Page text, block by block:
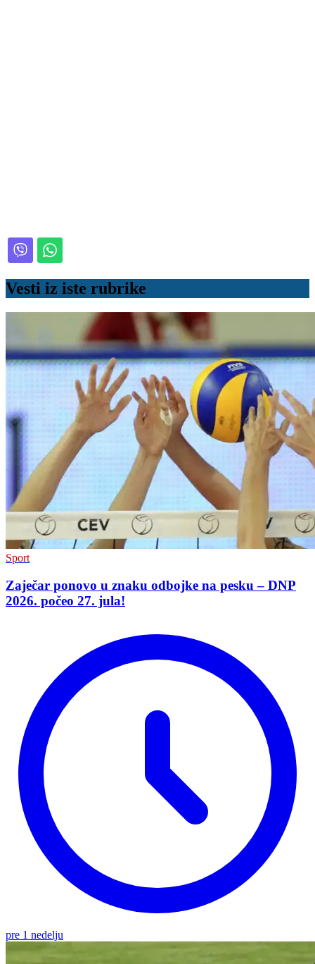
Vesti iz iste rubrike
Sport
Zaječar ponovo u znaku odbojke na pesku – DNP
2026. počeo 27. jula!
pre 1 nedelju